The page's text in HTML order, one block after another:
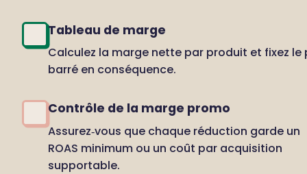
Tableau de marge
Calculez la marge nette par produit et fixez le
barré en conséquence.
Contrôle de la marge promo
Assurez‑vous que chaque réduction garde un
ROAS minimum ou un coût par acquisition
supportable.